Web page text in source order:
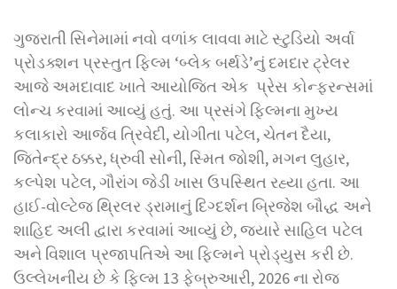
ગુજરાતી સિનેમામાં નવો વળાંક લાવવા માટે સ્ટુડિયો અર્વા
પ્રોડક્શન પ્રસ્તુત ફિલ્મ ‘બ્લેક બર્થડે’નું દમદાર ટ્રેલર
આજે અમદાવાદ ખાતે આયોજિત એક પ્રેસ કોન્ફરન્સમાં
લોન્ચ કરવામાં આવ્યું હતું. આ પ્રસંગે ફિલ્મના મુખ્ય
કલાકારો આર્જવ ત્રિવેદી, યોગીતા પટેલ, ચેતન દૈયા,
જિતેન્દ્ર ઠક્કર, ધ્રુવી સોની, સ્મિત જોશી, મગન લુહાર,
કલ્પેશ પટેલ, ગૌરાંગ જેડી ખાસ ઉપસ્થિત રહ્યા હતા. આ
હાઈ-વોલ્ટેજ થ્રિલર ડ્રામાનું દિગ્દર્શન બ્રિજેશ બૌદ્ધ અને
શાહિદ અલી દ્વારા કરવામાં આવ્યું છે, જ્યારે સાહિલ પટેલ
અને વિશાલ પ્રજાપતિએ આ ફિલ્મને પ્રોડ્યુસ કરી છે.
ઉલ્લેખનીય છે કે ફિલ્મ 13 ફેબ્રુઆરી, 2026 ના રોજ